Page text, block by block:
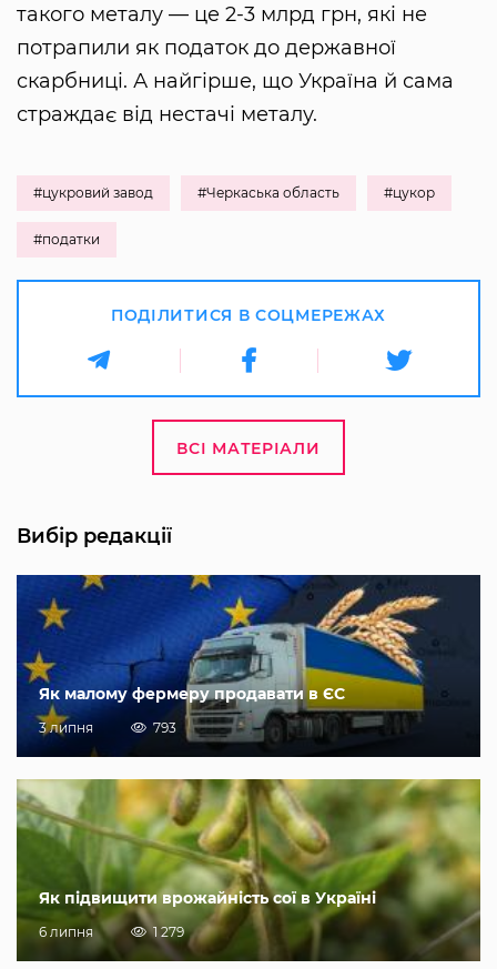
такого металу — це 2-3 млрд грн, які не
потрапили як податок до державної
скарбниці. А найгірше, що Україна й сама
страждає від нестачі металу.
#цукровий завод #Черкаська область #цукор
#податки
ПОДІЛИТИСЯ В СОЦМЕРЕЖАХ
ВСІ МАТЕРІАЛИ
Вибір редакції
Як малому фермеру продавати в ЄС
3 липня 793
Як підвищити врожайність сої в Україні
6 липня 1 279